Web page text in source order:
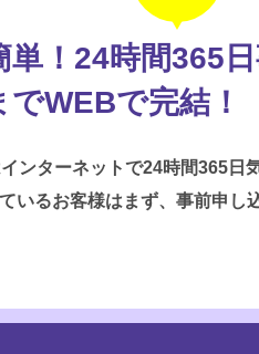
単！24時間365
WEBで完結！
ンターネットで24時間365日
いるお客様はまず、事前申し